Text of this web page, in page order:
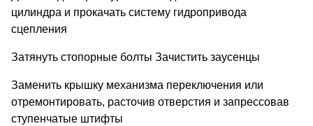
цилиндра и прокачать систему гидропривода
сцепления
Затянуть стопорные болты Зачистить заусенцы
Заменить крышку механизма переключения или
отремонтировать, расточив отверстия и запрессовав
ступенчатые штифты